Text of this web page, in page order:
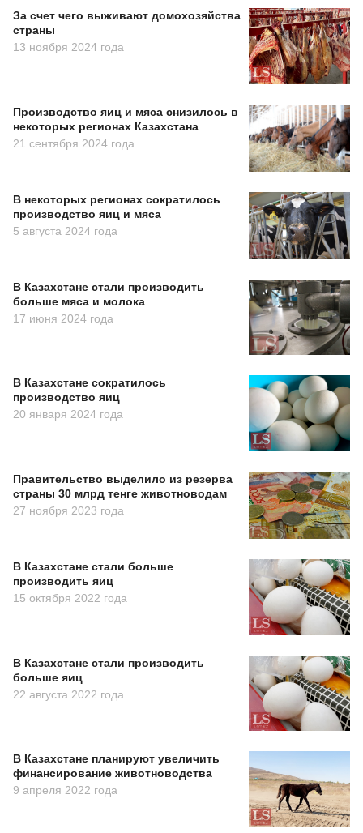
За счет чего выживают домохозяйства
страны
13 ноября 2024 года
Производство яиц и мяса снизилось в
некоторых регионах Казахстана
21 сентября 2024 года
В некоторых регионах сократилось
производство яиц и мяса
5 августа 2024 года
В Казахстане стали производить
больше мяса и молока
17 июня 2024 года
В Казахстане сократилось
производство яиц
20 января 2024 года
Правительство выделило из резерва
страны 30 млрд тенге животноводам
27 ноября 2023 года
В Казахстане стали больше
производить яиц
15 октября 2022 года
В Казахстане стали производить
больше яиц
22 августа 2022 года
В Казахстане планируют увеличить
финансирование животноводства
9 апреля 2022 года